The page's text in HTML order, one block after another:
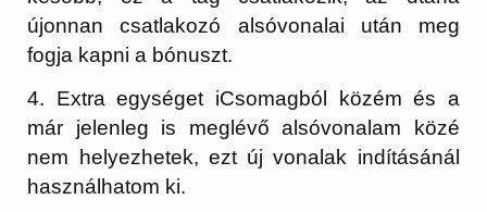
újonnan csatlakozó alsóvonalai után meg
fogja kapni a bónuszt.
4. Extra egységet iCsomagból közém és a
már jelenleg is meglévő alsóvonalam közé
nem helyezhetek, ezt új vonalak indításánál
használhatom ki.